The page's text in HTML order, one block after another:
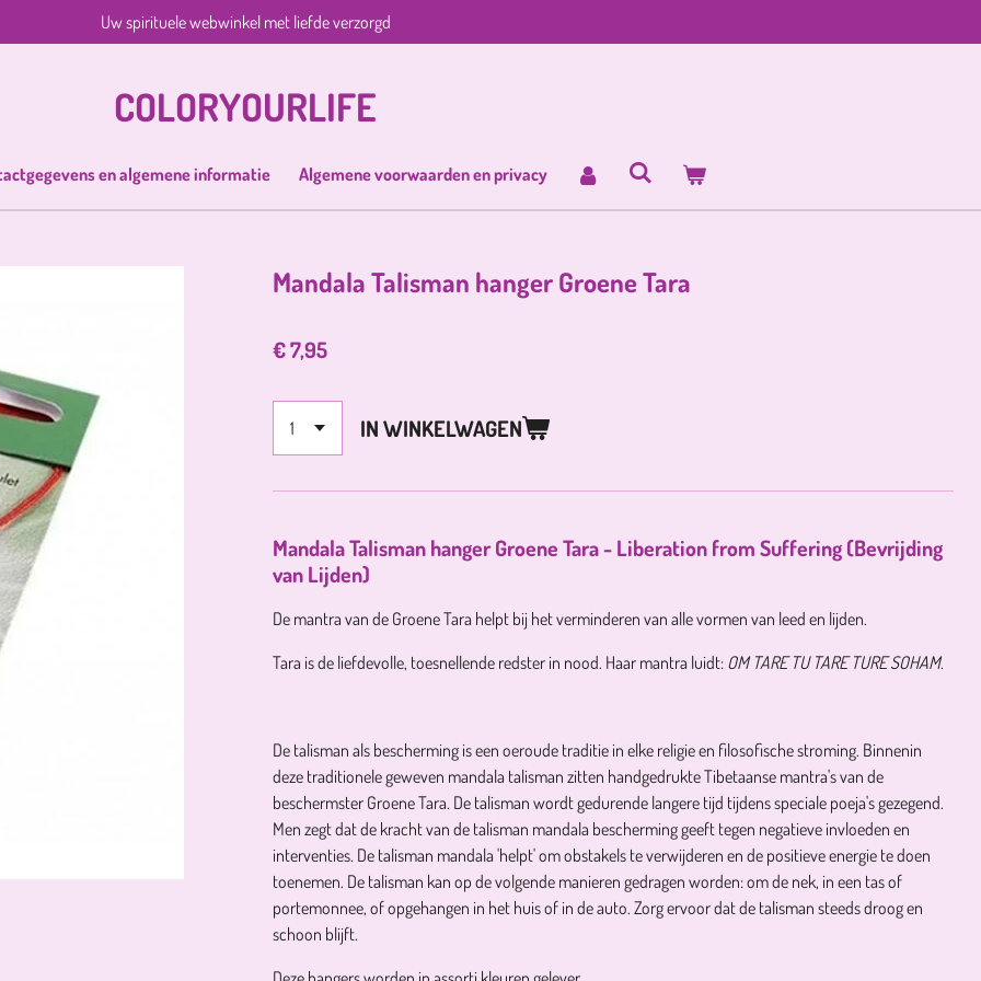
Uw spirituele webwinkel met liefde verzorgd
COLORYOURLIFE
en algemene informatie Algemene voorwaarden en privacy
Mandala Talisman hanger Groene Tara
€ 7,95
IN WINKELWAGEN
Mandala Talisman hanger Groene Tara - Liberation from Suffering (Bevrijding
van Lijden)
De mantra van de Groene Tara helpt bij het verminderen van alle vormen van leed en lijden.
Tara is de liefdevolle, toesnellende redster in nood. Haar mantra luidt: OM TARE TU TARE TURE SOHAM.
De talisman als bescherming is een oeroude traditie in elke religie en filosofische stroming. Binnenin
deze traditionele geweven mandala talisman zitten handgedrukte Tibetaanse mantra's van de
beschermster Groene Tara. De talisman wordt gedurende langere tijd tijdens speciale poeja's gezegend.
Men zegt dat de kracht van de talisman mandala bescherming geeft tegen negatieve invloeden en
interventies. De talisman mandala 'helpt' om obstakels te verwijderen en de positieve energie te doen
toenemen. De talisman kan op de volgende manieren gedragen worden: om de nek, in een tas of
portemonnee, of opgehangen in het huis of in de auto. Zorg ervoor dat de talisman steeds droog en
schoon blijft.